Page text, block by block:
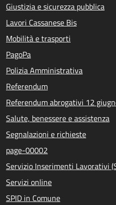
Giustizia e sicurezza pubblica
Lavori Cassanese Bis
Mobilità e trasporti
PagoPa
Polizia Amministrativa
Referendum
Referendum abrogativi 12
Salute, benessere e assistenza
Segnalazioni e richieste
page-00002
Servizio Inserimenti Lavorativi
Servizi online
SPID in Comune